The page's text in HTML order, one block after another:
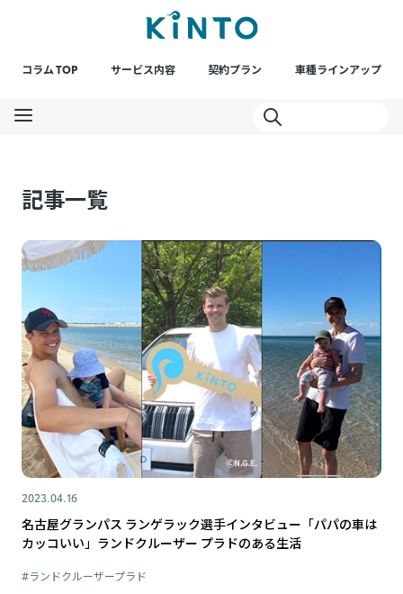
コラム TOP サービス内容 契約プラン 車種ラインアップ
記事一覧
2023.04.16
名古屋グランパス ランゲラック選手インタビュー「パパの車は
カッコいい」ランドクルーザー プラドのある生活
#ランドクルーザープラド